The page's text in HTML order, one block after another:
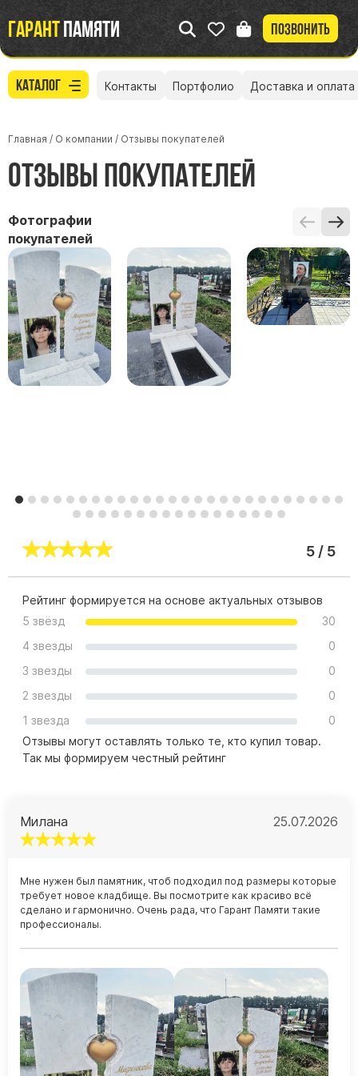
Гарантпамяти Позвонить
Каталог
Участникам СВО
Памятники из гранита
Памятники с полноформатным фото
Детские памятники
Памятники Мусульманские
Памятники Армянские
Европейские памятники
Памятники "Клипарт"
Семейные памятники ( памятники на двоих )
Памятники в форме креста
Зеркальные памятники
Памятники комбинированные
Памятники из цветного гранита
Памятники красные
Памятники красно-черные
Памятники коричневые
Памятники серые
Памятники зеленые
Памятники из Дымовского гранита
Контакты Портфолио Доставка и оплата
Главная / О компании / Отзывы покупателей
Отзывы покупателей
Фотографии
покупателей
5 / 5
Рейтинг формируется на основе актуальных отзывов
5 звёзд
30
4 звезды
0
3 звезды
0
2 звезды
0
1 звезда
0
Отзывы могут оставлять только те, кто купил товар.
Так мы формируем честный рейтинг
Милана 25.07.2026
Мне нужен был памятник, чтоб подходил под размеры которые
требует новое кладбище. Вы посмотрите как красиво всё
сделано и гармонично. Очень рада, что Гарант Памяти такие
профессионалы.